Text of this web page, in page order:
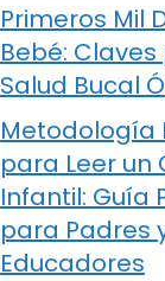
Primeros Mil
Bebé:
Salud Bucal
Metodología
para Leer un
Infantil: Guía
para Padres
Educadores